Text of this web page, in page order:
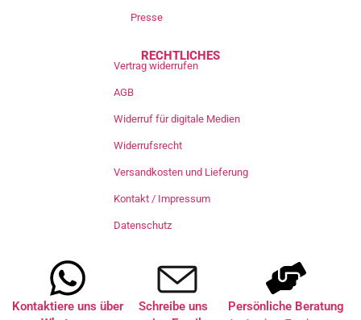
Presse
RECHTLICHES
Vertrag widerrufen
AGB
Widerruf für digitale Medien
Widerrufsrecht
Versandkosten und Lieferung
Kontakt / Impressum
Datenschutz
Kontaktiere uns über
Schreibe uns
Persönliche Beratung